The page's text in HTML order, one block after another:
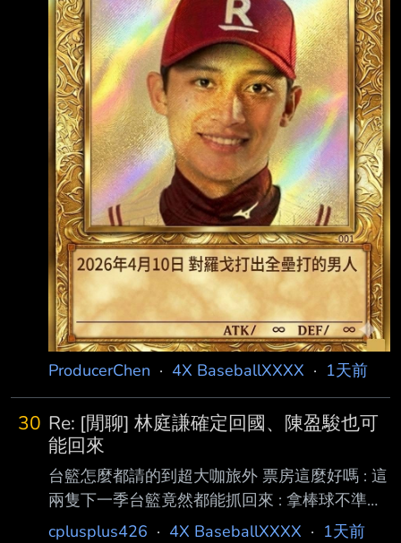
ProducerChen · 4X BaseballXXXX · 1天前
30 Re: [閒聊] 林庭謙確定回國、陳盈駿也可
能回來
台籃怎麼都請的到超大咖旅外 票房這麼好嗎 : 這
兩隻下一季台籃竟然都能抓回來 : 拿棒球不準確
比喻 : 大概就是下一季中職找回鄧愷威跟李灝宇
cplusplus426 · 4X BaseballXXXX · 1天前